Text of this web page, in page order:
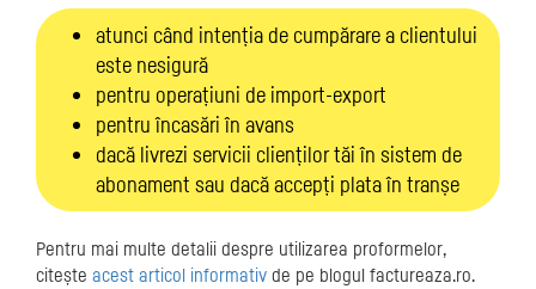
atunci când intenția de cumpărare a clientului
este nesigură
pentru operațiuni de import-export
pentru încasări în avans
dacă livrezi servicii clienților tăi în sistem de
abonament sau dacă accepți plata în tranșe
Pentru mai multe detalii despre utilizarea proformelor,
citește acest articol informativ de pe blogul factureaza.ro.